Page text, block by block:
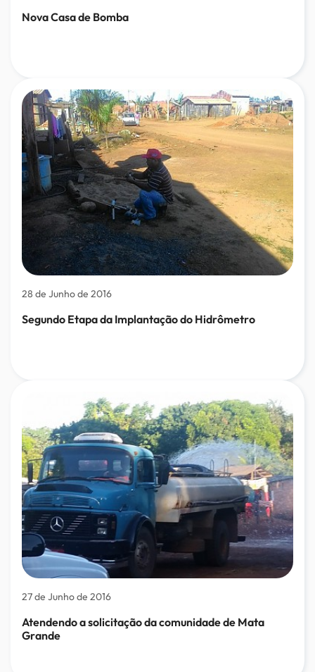
Nova Casa de Bomba
28 de Junho de 2016
Segundo Etapa da Implantação do Hidrômetro
27 de Junho de 2016
Atendendo a solicitação da comunidade de Mata
Grande